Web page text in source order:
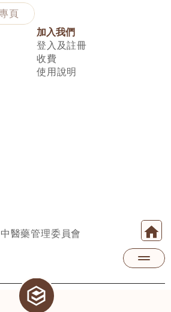
頁
加入我們
登入及註冊
收費
使用說明
醫藥管理委員會
LIMITED Copyright 2026© All rights